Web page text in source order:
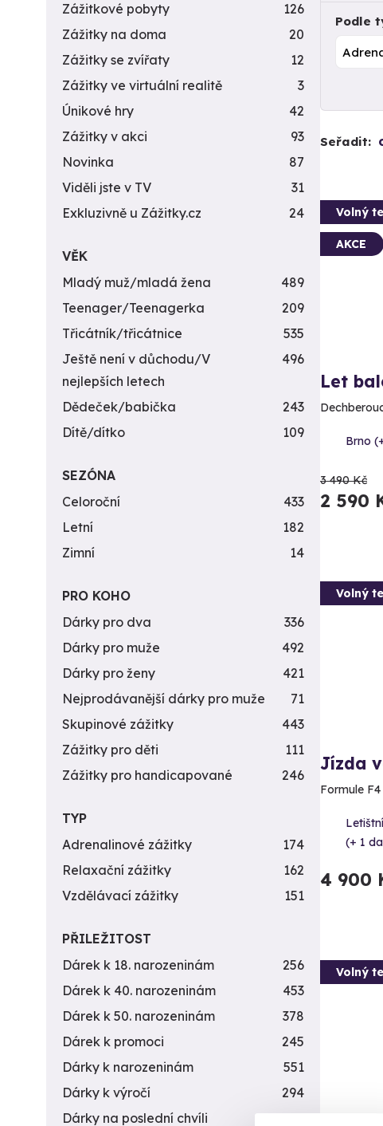
Podle
Seřadit:
Volný
AKCE
Let
Brno
3 490 Kč
2 590
Volný
Jízda
Formule
(+ 1
4 900
Volný
Zážitkové pobyty
126
Zážitky na doma
20
Zážitky se zvířaty
12
Zážitky ve virtuální realitě
3
Únikové hry
42
Zážitky v akci
93
Novinka
87
Viděli jste v TV
31
Exkluzivně u Zážitky.cz
24
VĚK
Mladý muž/mladá žena
489
Teenager/Teenagerka
209
Třicátník/třicátnice
535
Ještě není v důchodu/V
nejlepších letech
496
Dědeček/babička
243
Dítě/dítko
109
SEZÓNA
Celoroční
433
Letní
182
Zimní
14
PRO KOHO
Dárky pro dva
336
Dárky pro muže
492
Dárky pro ženy
421
Nejprodávanější dárky pro muže
71
Skupinové zážitky
443
Zážitky pro děti
111
Zážitky pro handicapované
246
TYP
Adrenalinové zážitky
174
Relaxační zážitky
162
Vzdělávací zážitky
151
PŘILEŽITOST
Dárek k 18. narozeninám
256
Dárek k 40. narozeninám
453
Dárek k 50. narozeninám
378
Dárek k promoci
245
Dárky k narozeninám
551
Dárky k výročí
294
Dárky na poslední chvíli
450